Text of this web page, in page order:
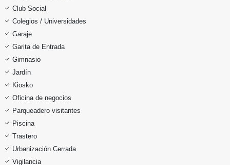
Club Social
Colegios / Universidades
Garaje
Garita de Entrada
Gimnasio
Jardín
Kiosko
Oficina de negocios
Parqueadero visitantes
Piscina
Trastero
Urbanización Cerrada
Vigilancia